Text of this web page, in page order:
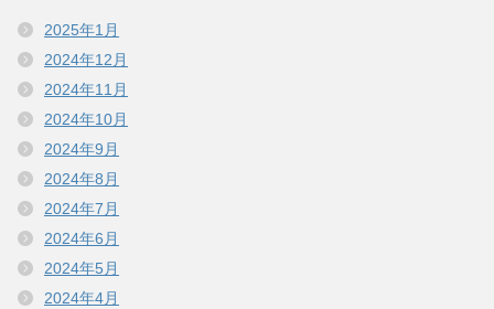
2025年1月
2024年12月
2024年11月
2024年10月
2024年9月
2024年8月
2024年7月
2024年6月
2024年5月
2024年4月